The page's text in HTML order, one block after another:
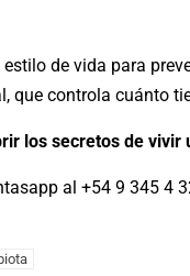
de vida para
que controla cuánto
los secretos de
al +54 9 345 4